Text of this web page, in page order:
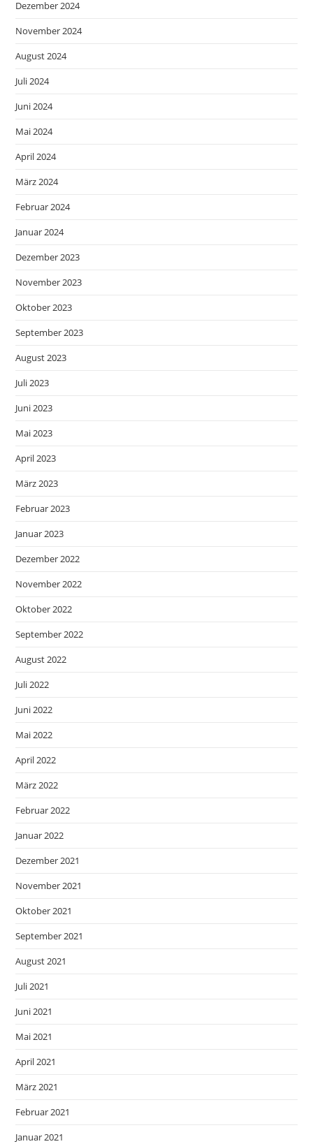
Dezember 2024
November 2024
August 2024
Juli 2024
Juni 2024
Mai 2024
April 2024
März 2024
Februar 2024
Januar 2024
Dezember 2023
November 2023
Oktober 2023
September 2023
August 2023
Juli 2023
Juni 2023
Mai 2023
April 2023
März 2023
Februar 2023
Januar 2023
Dezember 2022
November 2022
Oktober 2022
September 2022
August 2022
Juli 2022
Juni 2022
Mai 2022
April 2022
März 2022
Februar 2022
Januar 2022
Dezember 2021
November 2021
Oktober 2021
September 2021
August 2021
Juli 2021
Juni 2021
Mai 2021
April 2021
März 2021
Februar 2021
Januar 2021